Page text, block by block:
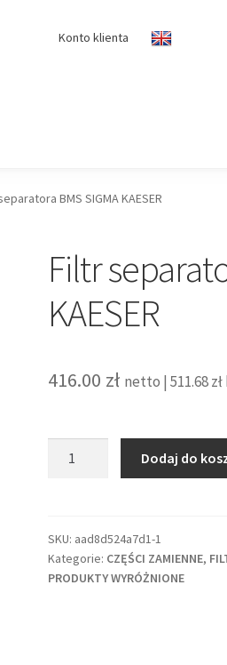
Konto klienta
BMS SIGMA KAESER
Filtr
KAESER
416.00 zł netto |511.68zł
SIGMA
KAESER
Dodaj do
SKU: aad8d524a7d1-1
Kategorie: CZĘŚCI ZAMIENNE,
PRODUKTY WYRÓŻNIONE